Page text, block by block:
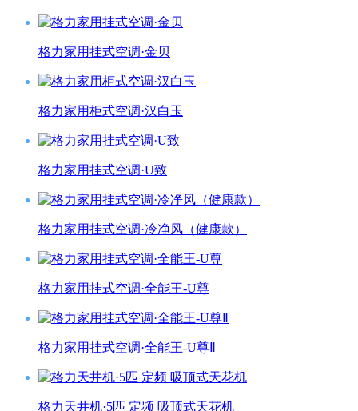
格力家用挂式空调·金贝
格力家用柜式空调·汉白玉
格力家用挂式空调·U致
格力家用挂式空调·冷净风（健康款）
格力家用挂式空调·全能王-U尊
格力家用挂式空调·全能王-U尊Ⅱ
格力天井机·5匹 定频 吸顶式天花机